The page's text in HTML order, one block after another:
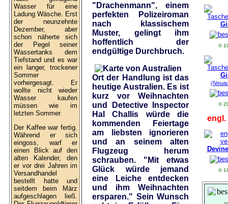
Wasser für eine
Ladung Wäsche. Erst
der neunzehnte
Dezember, aber
schon näherte sich
der Pegel seiner
Wassertanks dem
Tiefstand und es war
ein langer, trockener
Sommer
vorhergesagt. Er
wollte nicht wieder
Wasser kaufen
müssen wie im
letzten Sommer.
Der Kaffee war fertig.
Während er sich
eingoss, warf er
einen Blick auf den
alten Kalender, den
er vor drei Jahren im
Versandhandel
bestellt hatte und
seitdem beim März
aufgeschlagen ließ.
"Drachenmann", einem
perfekten Polizeiroman
nach klassischem
Muster, gelingt ihm
hoffentlich der
endgültige Durchbruch.
Ort der Handlung ist das
heutige Australien. Es ist
kurz vor Weihnachten
und Detective Inspector
Hal Challis würde die
kommenden Feiertage
am liebsten ignorieren
und an seinem alten
Flugzeug herum
schrauben. "Mit etwas
Glück würde jemand
eine Leiche entdecken
und ihm Weihnachten
ersparen." Sein Wunsch
©
©
engl.
©